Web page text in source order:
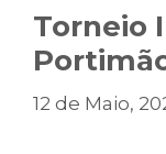
Torneio
12 de Maio,